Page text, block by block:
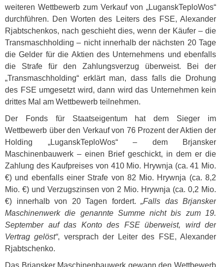
weiteren Wettbewerb zum Verkauf von „LuganskTeploWos“
durchführen. Den Worten des Leiters des FSE, Alexander
Rjabtschenkos, nach geschieht dies, wenn der Käufer – die
Transmaschholding – nicht innerhalb der nächsten 20 Tage
die Gelder für die Aktien des Unternehmens und ebenfalls
die Strafe für den Zahlungsverzug überweist. Bei der
„Transmaschholding“ erklärt man, dass falls die Drohung
des FSE umgesetzt wird, dann wird das Unternehmen kein
drittes Mal am Wettbewerb teilnehmen.
Der Fonds für Staatseigentum hat dem Sieger im
Wettbewerb über den Verkauf von 76 Prozent der Aktien der
Holding „LuganskTeploWos“ – dem Brjansker
Maschinenbauwerk – einen Brief geschickt, in dem er die
Zahlung des Kaufpreises von 410 Mio. Hrywnja (ca. 41 Mio.
€) und ebenfalls einer Strafe von 82 Mio. Hrywnja (ca. 8,2
Mio. €) und Verzugszinsen von 2 Mio. Hrywnja (ca. 0,2 Mio.
€) innerhalb von 20 Tagen fordert. „Falls das Brjansker
Maschinenwerk die genannte Summe nicht bis zum 19.
September auf das Konto des FSEüberweist, wird der
Vertrag gelöst“, versprach der Leiter des FSE, Alexander
Rjabtschenko.
Das Brjansker Maschinenbauwerk gewann den Wettbewerb